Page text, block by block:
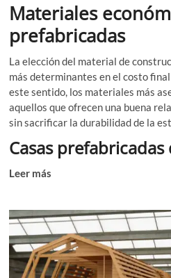
Materiales
prefabricadas
La elección del material de
más determinantes en el costo
este sentido, los materiales más
aquellos que ofrecen una buena
sin sacrificar la durabilidad de la
Casas
Leer más